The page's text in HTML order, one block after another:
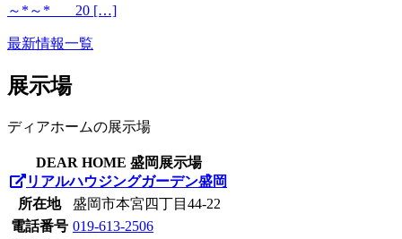
～*～* 20 […]
最新情報一覧
展示場
ディアホームの展示場
DEAR HOME 盛岡展示場
リアルハウジングガーデン盛岡
所在地
盛岡市本宮四丁目44-22
電話番号 019-613-2506